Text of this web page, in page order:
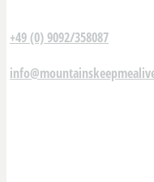
+49 (0) 9092/358087